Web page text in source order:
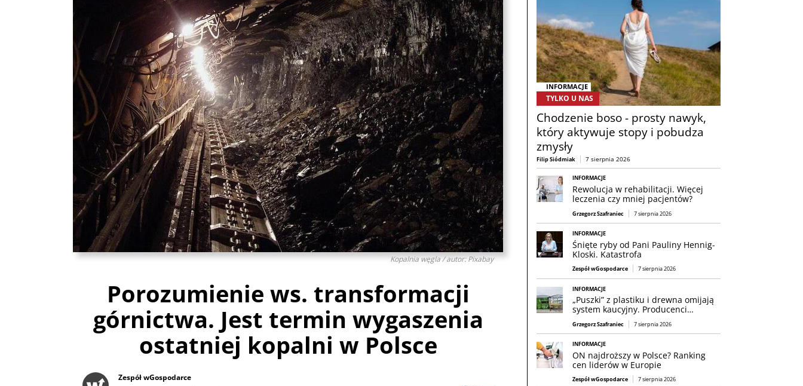
Kopalnia węgla / autor: Pixabay
Porozumienie ws. transformacji
górnictwa. Jest termin wygaszenia
ostatniej kopalni w Polsce
Zespół wGospodarce
INFORMACJE
TYLKO U NAS
Chodzenie boso - prosty nawyk,
który aktywuje stopy i pobudza
zmysły
Filip Siódmiak 7 sierpnia 2026
INFORMACJE
Rewolucja w rehabilitacji. Więcej
leczenia czy mniej pacjentów?
Grzegorz Szafraniec 7 sierpnia 2026
INFORMACJE
Śnięte ryby od Pani Pauliny Hennig-
Kloski. Katastrofa
Zespół wGospodarce 7 sierpnia 2026
INFORMACJE
„Puszki” z plastiku i drewna omijają
system kaucyjny. Producenci…
Grzegorz Szafraniec 7 sierpnia 2026
INFORMACJE
ON najdroższy w Polsce? Ranking
cen liderów w Europie
Zespół wGospodarce 7 sierpnia 2026